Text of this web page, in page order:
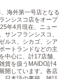
海外第一号店となる
ンシスコ店をオープ
年4月現在、ニュー
サンフランシスコ、
ルス、シカゴ、シア
ートランドなどの主
中心に、計17店舗、
貨を扱うMAIDO計4
開しています。各店